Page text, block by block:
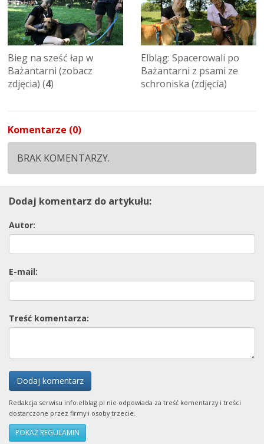
Bieg na sześć łap w
Bażantarni (zobacz
zdjęcia) (4)
Elbląg: Spacerowali po
Bażantarni z psami ze
schroniska (zdjęcia)
Komentarze (0)
BRAK KOMENTARZY.
Dodaj komentarz do artykułu:
Autor:
E-mail:
Treść komentarza:
Dodaj komentarz
Redakcja serwisu info.elblag.pl nie odpowiada za treść komentarzy i treści
dostarczone przez firmy i osoby trzecie.
POKAŻ REGULAMIN